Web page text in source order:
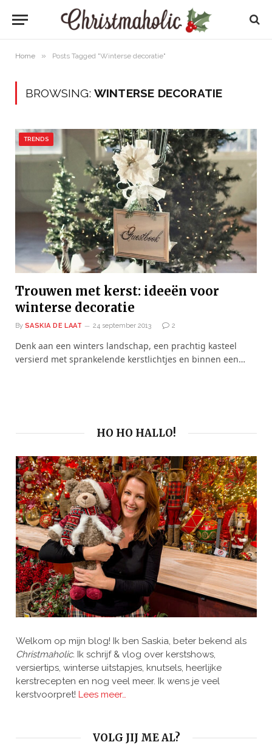
Home » Posts Tagged "Winterse decoratie"
BROWSING: WINTERSE DECORATIE
TRENDS
Trouwen met kerst: ideeën voor
winterse decoratie
By SASKIA DE LAAT 24 september 2013 2
Denk aan een winters landschap, een prachtig kasteel
versierd met sprankelende kerstlichtjes en binnen een…
HO HO HALLO!
Welkom op mijn blog! Ik ben Saskia, beter bekend als
Christmaholic. Ik schrijf & vlog over kerstshows,
versiertips, winterse uitstapjes, knutsels, heerlijke
kerstrecepten en nog veel meer. Ik wens je veel
kerstvoorpret! Lees meer…
VOLG JIJ ME AL?